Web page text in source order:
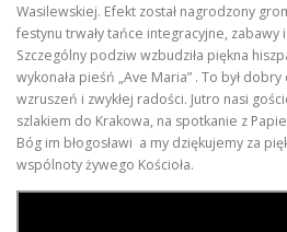
Wasilewskiej. Efekt został nagrodzony
festynu trwały tańce integracyjne, zabawy
Szczególny podziw wzbudziła piękna
wykonała pieśń „Ave Maria” . To był
wzruszeń i zwykłej radości. Jutro nasi
szlakiem do Krakowa, na spotkanie z
Bóg im błogosławi a my dziękujemy za
wspólnoty żywego Kościoła.